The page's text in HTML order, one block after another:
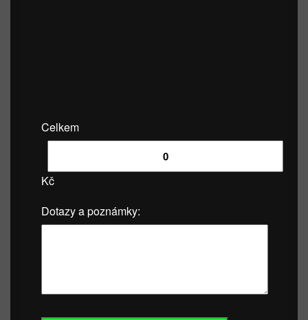
Celkem
Kč
Dotazy a poznámky: